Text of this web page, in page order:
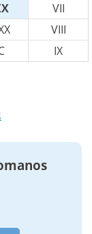
VII
VIII
IX